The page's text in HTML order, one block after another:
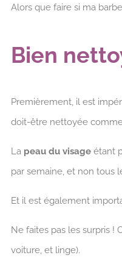
Alors que faire si ma
Bien
Premièrement, il est
doit-être nettoyée
La peau du visage étant
par semaine, et non tous
Et il est également
Ne faites pas les surpris !
voiture, et linge).